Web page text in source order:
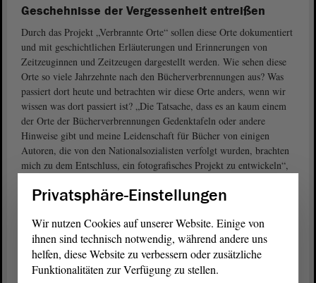
Geschehnisse der Vergessenheit entreißen
Durch das Projekt „Verbrannte Orte“ sollen diese Orte dokumentiert
und mit geschichtlichen Erläuterungen und Erinnerungen von
Zeitzeuginnen und Zeitzeugen dargestellt werden. Wie sehen diese
Orte so viele Jahrzehnte nach den Bücherverbrennungen aus? Was
passiert dort heute und betrachten wir diese Orte anders, wenn wir
wissen was dort passiert ist? „Die Tatsache, dass es an kaum einem
der Orte der Bücherverbrennungen Gedenktafeln oder andere
Hinweise gibt und meine Leidenschaft für Bücher von einigen
Autoren, die von den Nationalsozialisten verfolgt wurden, brachten
mich zu dem Entschluss, ein fotografisches Projekt zu entwickeln“,
Bereits im März 1933 sei es in vielen deutschen Städten zu
Bücherverbrennungen gekommen, erklärt Jan Schenck auf seinem
Blog. In dieser Phase seien sie hauptsächlich als Mittel der
Einschüchterung gegen die politischen Gegner verwendet worden.
Privatsphäre-Einstellungen
Wir nutzen Cookies auf unserer Website. Einige von
ihnen sind technisch notwendig, während andere uns
helfen, diese Website zu verbessern oder zusätzliche
Funktionalitäten zur Verfügung zu stellen.